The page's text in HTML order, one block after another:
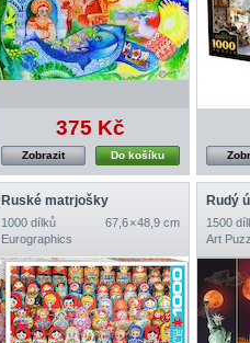
375 Kč
Do košíku
Zobrazit
Ruské matrjošky
1000 dílků
67,6 × 48,9 cm
Eurographics
Rudý
1500
Art